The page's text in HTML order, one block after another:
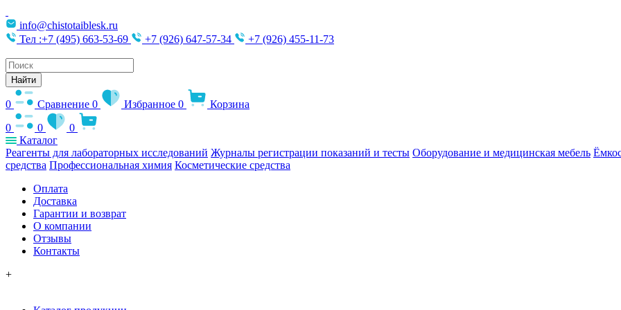
info@chistotaiblesk.ru
Тел :+7 (495) 663-53-69
+7 (926) 647-57-34 +7 (926) 455-11-73
Поиск
товаров
Найти
0 Сравнение 0 Избранное 0
Корзина
0
0
0
Каталог
Реагенты для лабораторных исследований Журналы регистрации показаний и тесты Оборудование и медицинская мебель
средства Профессиональная химия Косметические средства
Оплата
Доставка
Гарантии и возврат
О компании
Отзывы
Контакты
+